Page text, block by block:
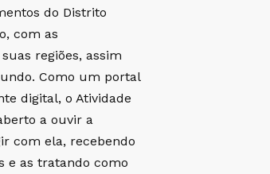
do Distrito
com as
regiões, assim
Como um portal
digital, o Atividade
a ouvir a
com ela, recebendo
e as tratando como